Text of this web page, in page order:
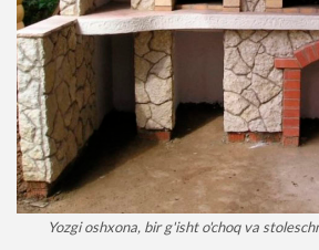
Yozgi oshxona, bir g'isht o'choq va